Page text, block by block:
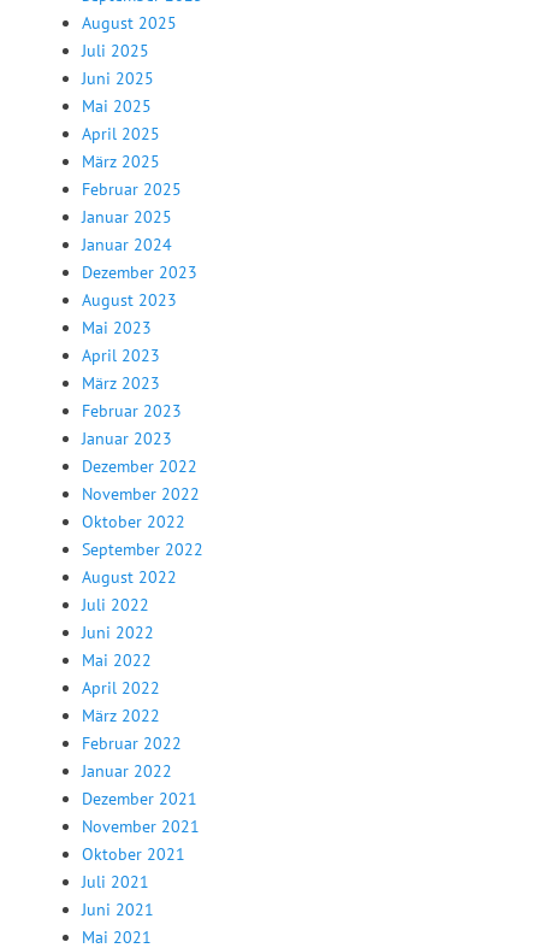
August 2025
Juli 2025
Juni 2025
Mai 2025
April 2025
März 2025
Februar 2025
Januar 2025
Januar 2024
Dezember 2023
August 2023
Mai 2023
April 2023
März 2023
Februar 2023
Januar 2023
Dezember 2022
November 2022
Oktober 2022
September 2022
August 2022
Juli 2022
Juni 2022
Mai 2022
April 2022
März 2022
Februar 2022
Januar 2022
Dezember 2021
November 2021
Oktober 2021
Juli 2021
Juni 2021
Mai 2021